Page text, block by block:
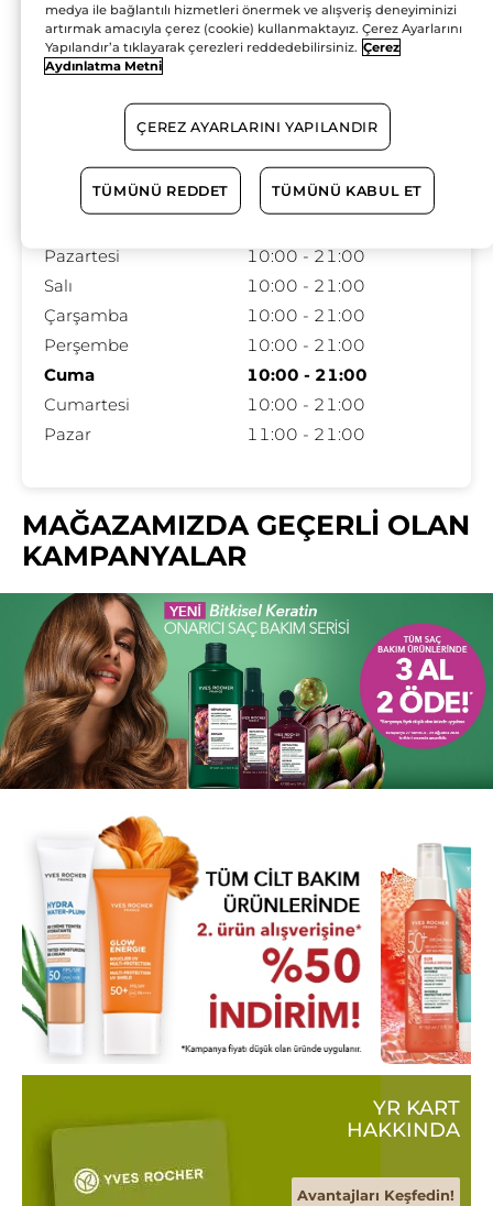
YOL TARİFİ
Çalışma Saatleri
Pazartesi
10:00 - 21:00
Salı
10:00 - 21:00
Çarşamba
10:00 - 21:00
Perşembe
10:00 - 21:00
Cuma
10:00 - 21:00
Cumartesi
10:00 - 21:00
Pazar
11:00 - 21:00
MAĞAZAMIZDA GEÇERLİ OLAN
KAMPANYALAR
YR KART
HAKKINDA
Avantajları Keşfedin!
medya ile bağlantılı hizmetleri önermek ve alışveriş deneyiminizi
artırmak amacıyla çerez (cookie) kullanmaktayız. Çerez Ayarlarını
Yapılandır’a tıklayarak çerezleri reddedebilirsiniz. Çerez
Aydınlatma Metni
ÇEREZ AYARLARINI YAPILANDIR
TÜMÜNÜ REDDET TÜMÜNÜ KABUL ET